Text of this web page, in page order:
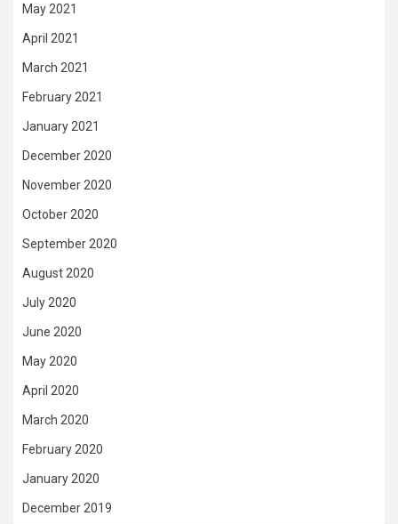
May 2021
April 2021
March 2021
February 2021
January 2021
December 2020
November 2020
October 2020
September 2020
August 2020
July 2020
June 2020
May 2020
April 2020
March 2020
February 2020
January 2020
December 2019